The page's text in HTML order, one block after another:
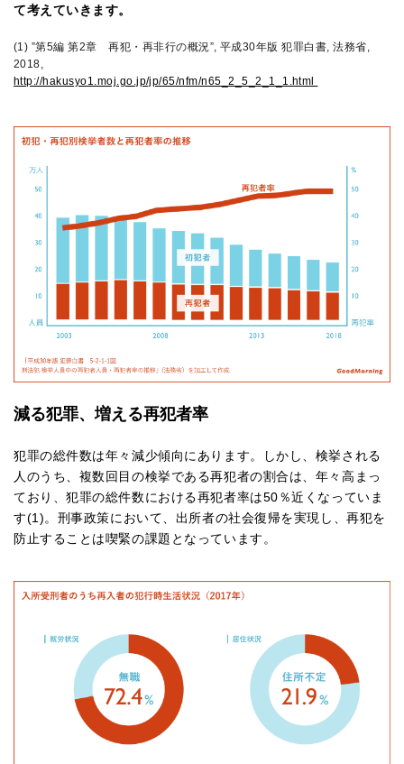
て考えていきます。
(1) ”第5編 第2章 再犯・再非行の概況”, 平成30年版 犯罪白書, 法務省,
2018,
http://hakusyo1.moj.go.jp/jp/65/nfm/n65_2_5_2_1_1.html
減る犯罪、増える再犯者率
犯罪の総件数は年々減少傾向にあります。しかし、検挙される
人のうち、複数回目の検挙である再犯者の割合は、年々高まっ
ており、犯罪の総件数における再犯者率は50％近くなっていま
す(1)。刑事政策において、出所者の社会復帰を実現し、再犯を
防止することは喫緊の課題となっています。